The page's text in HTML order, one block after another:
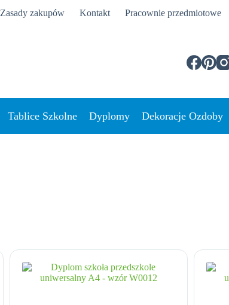
Zasady zakupów Kontakt Pracownie przedmiotowe
Tablice Szkolne Dyplomy Dekoracje Ozdoby